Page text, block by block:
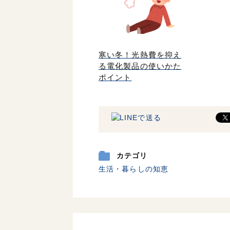
寒い冬！光熱費を抑え
る電化製品の使いかた
ポイント
カテゴリ
生活・暮らしの知恵